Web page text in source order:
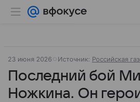
23 июня 2026 Источник: Российская
Последний бой
Ножкина. Он